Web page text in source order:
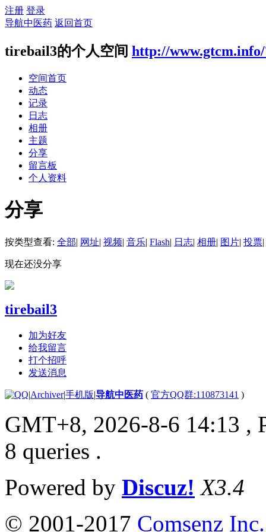
注册 登录
导航中医药 返回首页
tirebail3的个人空间 http://www.gtcm.info/
空间首页
动态
记录
日志
相册
主题
分享
留言板
个人资料
分享
按类型查看: 全部| 网址| 视频| 音乐| Flash| 日志| 相册| 图片| 投票|
现在还没分享
tirebail3
加为好友
给我留言
打个招呼
发送消息
|Archiver|手机版|导航中医药 ( 官方QQ群:110873141 )
GMT+8, 2026-8-6 14:13 ,
8 queries .
Powered by Discuz! X3.4
© 2001-2017 Comsenz Inc.